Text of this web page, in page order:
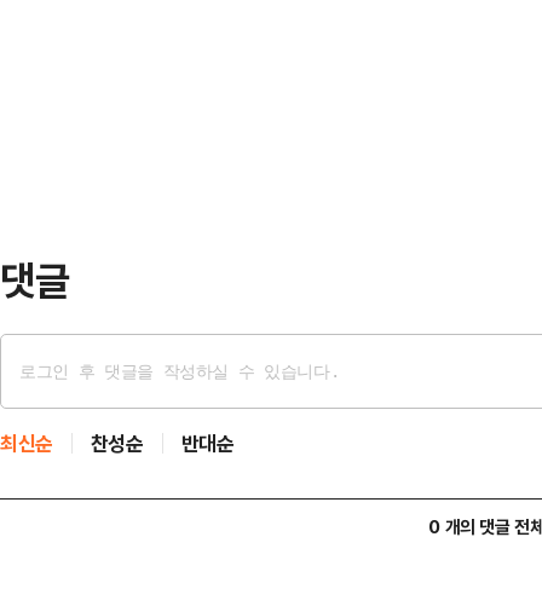
댓글
최신순 찬성순 반대순
0 개의 댓글 전